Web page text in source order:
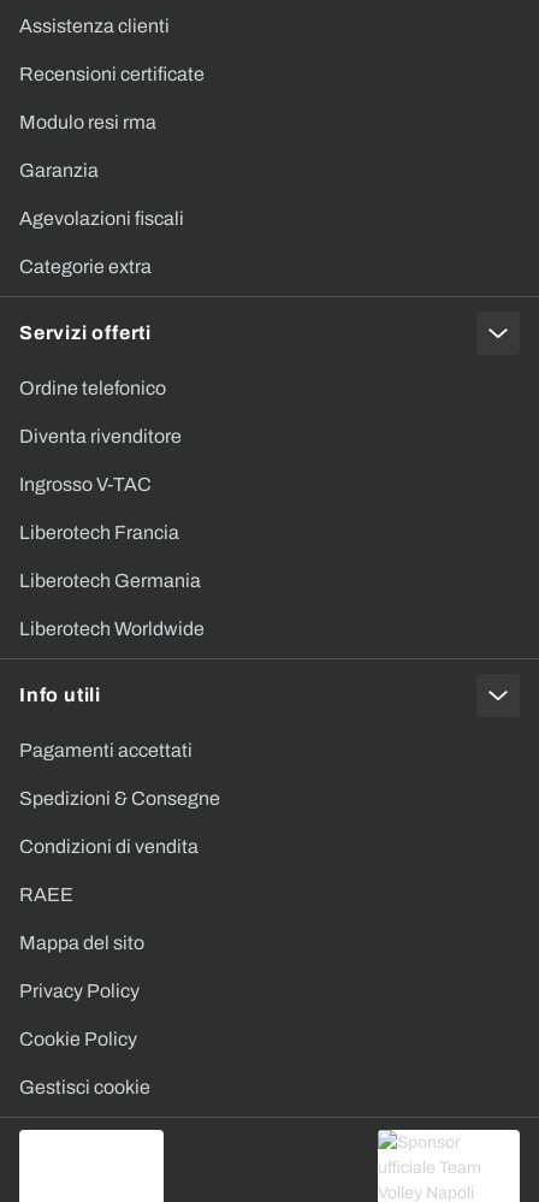
Assistenza clienti
Recensioni certificate
Modulo resi rma
Garanzia
Agevolazioni fiscali
Categorie extra
Servizi offerti
Ordine telefonico
Diventa rivenditore
Ingrosso V-TAC
Liberotech Francia
Liberotech Germania
Liberotech Worldwide
Info utili
Pagamenti accettati
Spedizioni & Consegne
Condizioni di vendita
RAEE
Mappa del sito
Privacy Policy
Cookie Policy
Gestisci cookie